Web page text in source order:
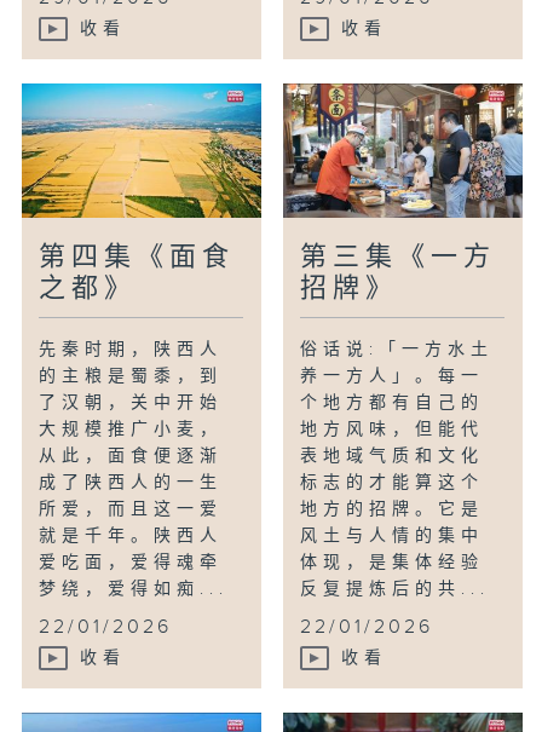
收看 收看
第四集《面食
之都》
先秦时期，陕西人
的主粮是蜀黍，到
了汉朝，关中开始
大规模推广小麦，
从此，面食便逐渐
成了陕西人的一生
所爱，而且这一爱
就是千年。陕西人
爱吃面，爱得魂牵
梦绕，爱得如痴...
22/01/2026
收看
第三集《一方
招牌》
俗话说:「一方水土
养一方人」。每一
个地方都有自己的
地方风味，但能代
表地域气质和文化
标志的才能算这个
地方的招牌。它是
风土与人情的集中
体现，是集体经验
反复提炼后的共...
22/01/2026
收看